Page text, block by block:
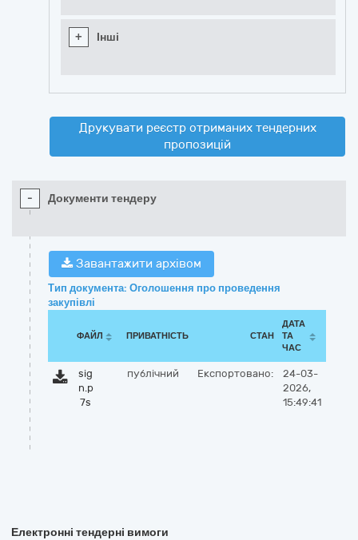
+ Інші
Друкувати реєстр отриманих тендерних
пропозицій
- Документи тендеру
Завантажити архівом
Тип документа: Оголошення про проведення
закупівлі
ФАЙЛ ПРИВАТНІСТЬ СТАН
ДАТА
ТА
ЧАС
sig
n.p
7s
публічний Експортовано:
24-03-
2026,
15:49:41
Електронні тендерні вимоги